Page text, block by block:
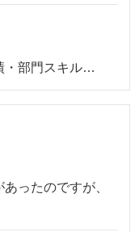
・部門スキル…
ったのですが、